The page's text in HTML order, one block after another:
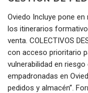
Oviedo Incluye pone
los itinerarios
venta. COLECTIVOS
con acceso prioritario
vulnerabilidad en
empadronadas en
pedidos y almacén”.